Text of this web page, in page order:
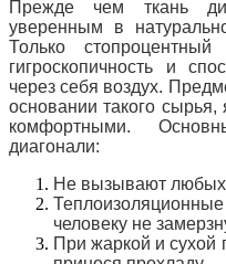
Прежде чем ткань
уверенным в
Только
гигроскопичность и
через себя воздух.
основании такого
комфортными.
диагонали:
Не вызывают любых
Теплоизоляционные
человеку не
При жаркой и сухой